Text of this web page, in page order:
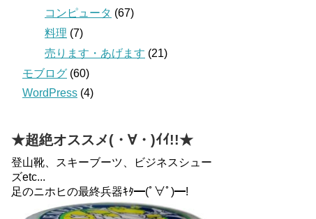
コンピュータ (67)
料理 (7)
売ります・あげます (21)
モブログ (60)
WordPress (4)
★超絶オススメ(・∀・)ｲｲ!!★
登山靴、スキーブーツ、ビジネスシュー
ズetc...
足のニホヒの最終兵器ｷﾀ━(ﾟ∀ﾟ)━!